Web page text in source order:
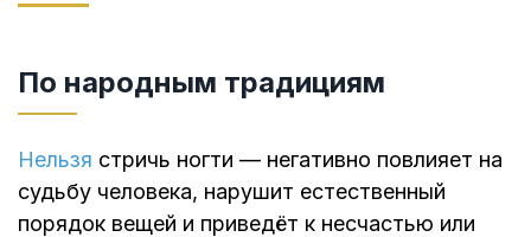
По народным традициям
Нельзя стричь ногти — негативно повлияет на
судьбу человека, нарушит естественный
порядок вещей и приведёт к несчастью или